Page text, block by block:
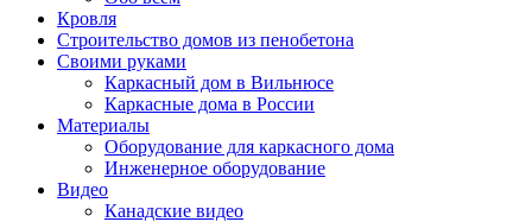
Кровля
Строительство домов из пенобетона
Своими руками
Каркасный дом в Вильнюсе
Каркасные дома в России
Материалы
Оборудование для каркасного дома
Инженерное оборудование
Видео
Канадские видео